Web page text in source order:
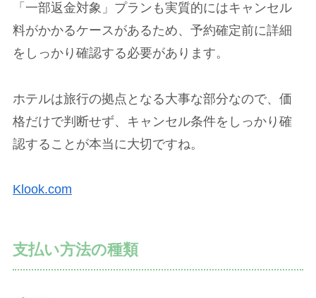
「一部返金対象」プランも実質的にはキャンセル
料がかかるケースがあるため、予約確定前に詳細
をしっかり確認する必要があります。
ホテルは旅行の拠点となる大事な部分なので、価
格だけで判断せず、キャンセル条件をしっかり確
認することが本当に大切ですね。
Klook.com
支払い方法の種類